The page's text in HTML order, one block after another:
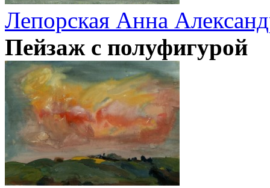
Лепорская Анна
Пейзаж с полуфигурой